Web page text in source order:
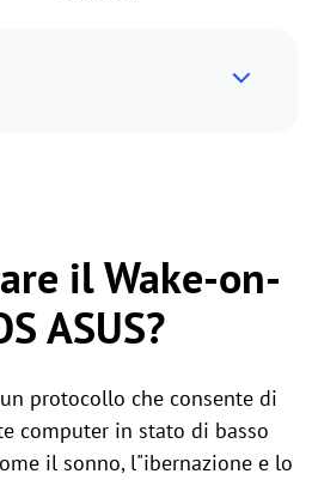
il Wake-on-
ASUS?
un protocollo che consente di
computer in stato di basso
il sonno, l"ibernazione e lo